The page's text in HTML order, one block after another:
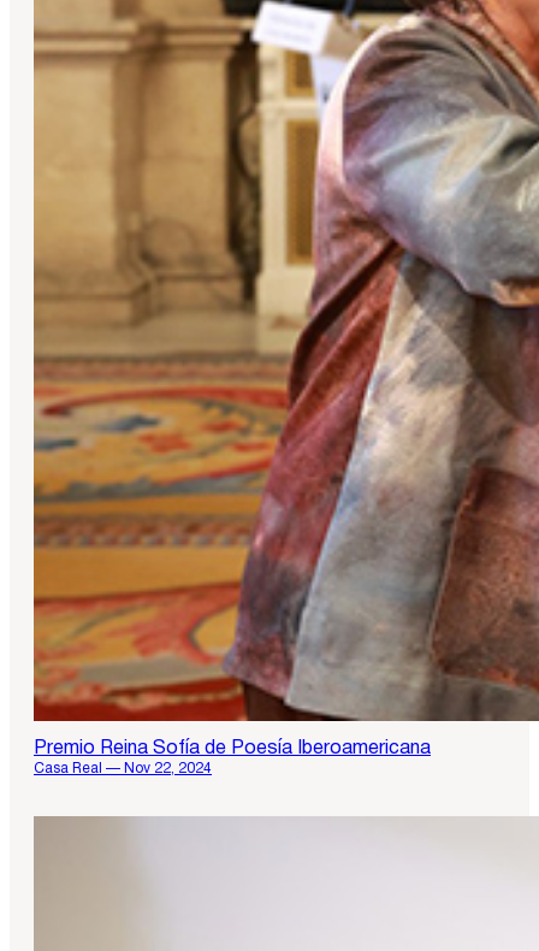
Premio Reina Sofía de Poesía Iberoamericana
Casa Real — Nov 22, 2024